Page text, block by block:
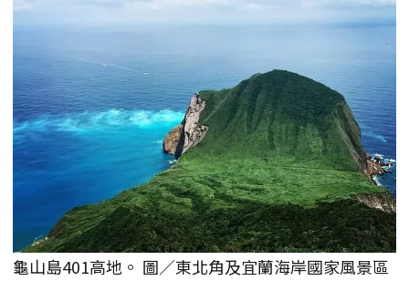
龜山島401高地。 圖／東北角及宜蘭海岸國家風景區